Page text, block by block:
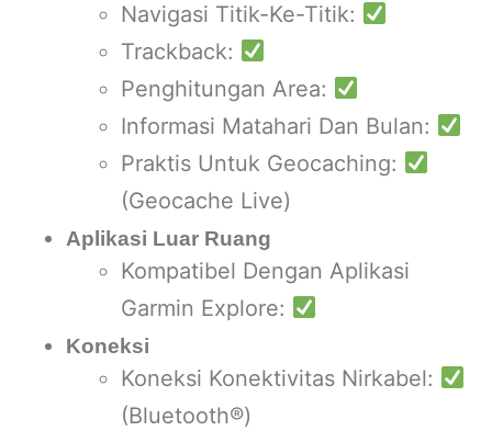
Navigasi Titik-Ke-Titik:
Trackback:
Penghitungan Area:
Informasi Matahari Dan Bulan:
Praktis Untuk Geocaching:
(Geocache Live)
Aplikasi Luar Ruang
Kompatibel Dengan Aplikasi
Garmin Explore:
Koneksi
Koneksi Konektivitas Nirkabel:
(Bluetooth®)